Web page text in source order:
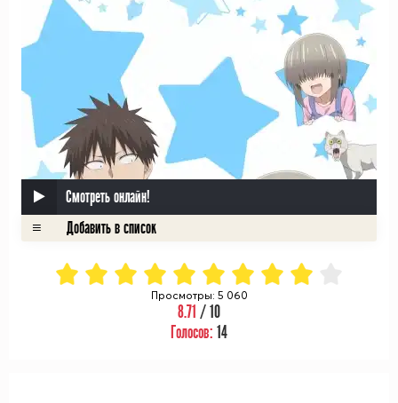
Смотреть онлайн!
Просмотры: 5 060
8.71 / 10
Голосов: 14